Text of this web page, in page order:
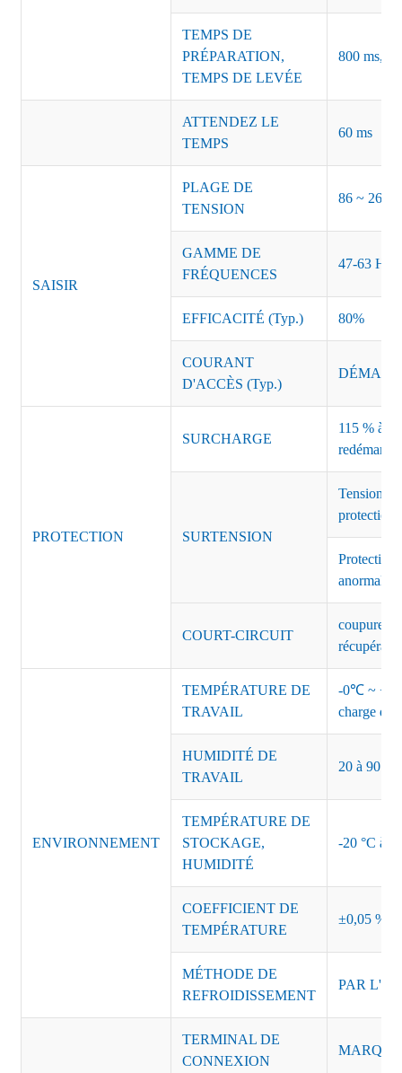
TEMPS DE
PRÉPARATION,
TEMPS DE LEVÉE
800 ms,
ATTENDEZ LE
TEMPS
60 ms
SAISIR
PLAGE DE
TENSION
86 ~ 264
GAMME DE
FRÉQUENCES
47-63 Hz
EFFICACITÉ (Typ.) 80%
COURANT
D'ACCÈS (Typ.)
PROTECTION
SURCHARGE
115 % à
SURTENSION
Tension
protection
Protection
anormales
COURT-CIRCUIT
coupure
ENVIRONNEMENT
TEMPÉRATURE DE
TRAVAIL
-0℃ ~
charge de
HUMIDITÉ DE
TRAVAIL
20 à 90 %
TEMPÉRATURE DE
STOCKAGE,
HUMIDITÉ
-20 °C à
COEFFICIENT DE
TEMPÉRATURE
±0,05 %/
MÉTHODE DE
REFROIDISSEMENT
PAR
TERMINAL DE
CONNEXION